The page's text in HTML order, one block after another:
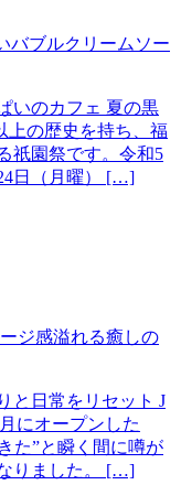
バブルクリームソー
いのカフェ 夏の黒
上の歴史を持ち、福
祇園祭です。令和5
日（月曜） […]
ジ感溢れる癒しの
と日常をリセット J
にオープンした
た”と瞬く間に噂が
りました。 […]